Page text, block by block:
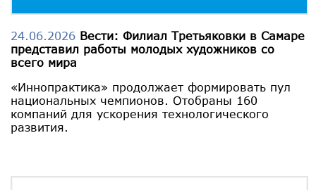
24.06.2026 Вести: Филиал Третьяковки в Самаре
представил работы молодых художников со
всего мира
«Иннопрактика» продолжает формировать пул
национальных чемпионов. Отобраны 160
компаний для ускорения технологического
развития.